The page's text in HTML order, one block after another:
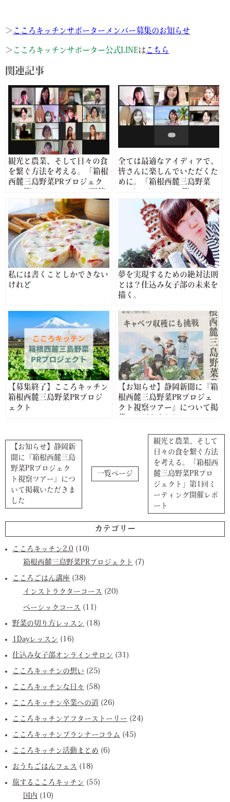
＞ こころキッチンサポーターメンバー募集のお知らせ
＞ こころキッチンサポーター公式LINEは こちら
関連記事
観光と農業、そして日々の食
を繋ぐ方法を考える。「箱根
西麓三島野菜PRプロジェク
レポート
全ては最適なアイディアで、
皆さんに楽しんでいただくた
めに。「箱根西麓三島野菜
ティング開催レポート
私には書くことしかできない
けれど
夢を実現するための絶対法則
とは？仕込み女子部の未来を
描く。
【募集終了】こころキッチン
箱根西麓三島野菜PRプロジ
ェクト
【お知らせ】静岡新聞に『箱
根西麓三島野菜PRプロジェ
クト視察ツアー』について掲
【お知らせ】静岡新
聞に『箱根西麓三島
野菜PRプロジェク
ト視察ツアー』につ
いて掲載いただきま
した
一覧ページ
観光と農業、そして
日々の食を繋ぐ方法
を考える。「箱根西
麓三島野菜PRプロ
ジェクト」第1回ミ
ーティング開催レポ
ート
カテゴリー
こころキッチン2.0 (10)
箱根西麓三島野菜PRプロジェクト (7)
こころごはん講座 (38)
インストラクターコース (20)
ベーシックコース (11)
野菜の切り方レッスン (18)
1Dayレッスン (16)
仕込み女子部オンラインサロン (31)
こころキッチンの想い (25)
こころキッチンな日々 (58)
こころキッチン卒業への道 (26)
こころキッチンアフターストーリー (24)
こころキッチンプランナーコラム (45)
こころキッチン活動まとめ (6)
おうちごはんフェス (18)
旅するこころキッチン (55)
国内 (10)